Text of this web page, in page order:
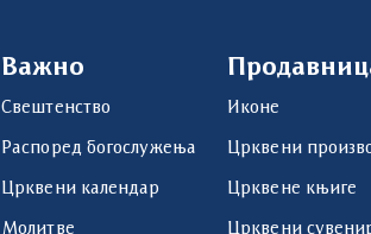
Важно
Свештенство
Распоред богослужења
Црквени календар
Молитве
Иконе
Црквени
Црквене књиге
Црквени